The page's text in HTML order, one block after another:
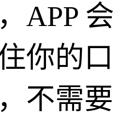
APP 会
你的口
不需要